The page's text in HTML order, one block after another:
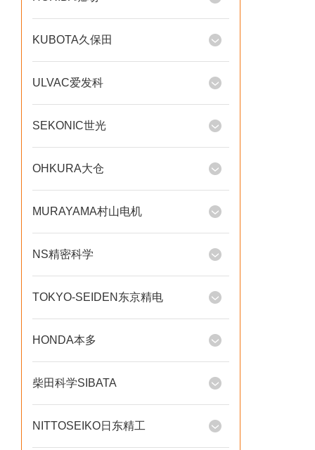
KUBOTA久保田
ULVAC爱发科
SEKONIC世光
OHKURA大仓
MURAYAMA村山电机
NS精密科学
TOKYO-SEIDEN东京精电
HONDA本多
柴田科学SIBATA
NITTOSEIKO日东精工